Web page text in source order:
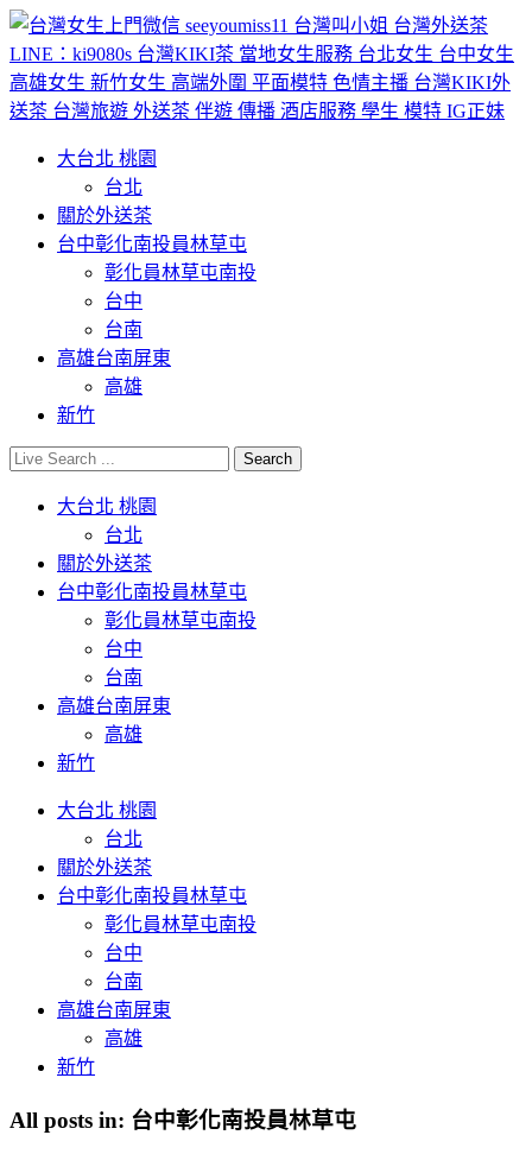
大台北 桃園
台北
關於外送茶
台中彰化南投員林草屯
彰化員林草屯南投
台中
台南
高雄台南屏東
高雄
新竹
大台北 桃園
台北
關於外送茶
台中彰化南投員林草屯
彰化員林草屯南投
台中
台南
高雄台南屏東
高雄
新竹
大台北 桃園
台北
關於外送茶
台中彰化南投員林草屯
彰化員林草屯南投
台中
台南
高雄台南屏東
高雄
新竹
All posts in: 台中彰化南投員林草屯